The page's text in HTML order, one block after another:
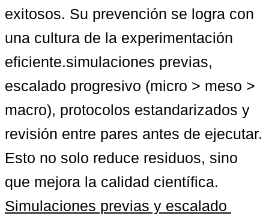
exitosos. Su prevención se logra con
una cultura de la experimentación
eficiente.simulaciones previas,
escalado progresivo (micro > meso >
macro), protocolos estandarizados y
revisión entre pares antes de ejecutar.
Esto no solo reduce residuos, sino
Simulaciones previas y escalado